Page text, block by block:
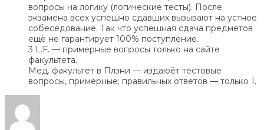
вопросы на логику (логические тесты). После
экзамена всех успешно сдавших вызывают на устное
собеседование. Так что успешная сдача предметов
ещё не гарантирует 100% поступление.
3 L.F. — примерные вопросы только на сайте
факультета.
Мед. факультет в Плзни — издаюёт тестовые
вопросы, примерные; правильных ответов — только 1.